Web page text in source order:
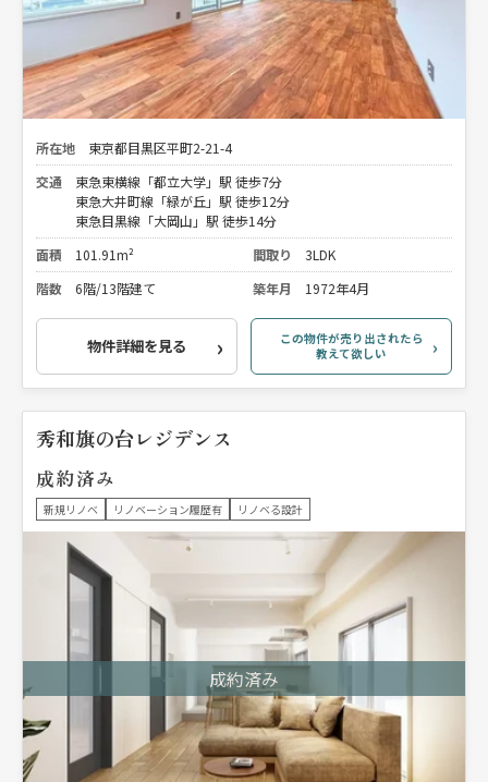
所在地
東京都目黒区平町2-21-4
交通
東急東横線「都立大学」駅 徒歩7分
東急大井町線「緑が丘」駅 徒歩12分
東急目黒線「大岡山」駅 徒歩14分
面積
101.91m² 間取り
3LDK
階数
6階/13階建て 築年月 1972年4月
物件詳細を見る
この物件が売り出されたら
教えて欲しい
秀和旗の台レジデンス
成約済み
新規リノベ リノベーション履歴有 リノベる設計